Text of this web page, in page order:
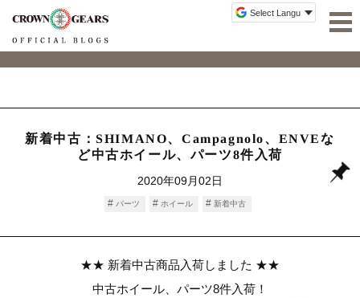
新着中古：SHIMANO、Campagnolo、ENVEな
ど中古ホイール、パーツ8件入荷
2020年09月02日
パーツ ホイール 新着中古
★★ 新着中古商品入荷しました ★★
中古ホイール、パーツ8件入荷！